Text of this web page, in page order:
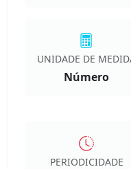
UNIDADE DE
Número
PERIODICIDADE